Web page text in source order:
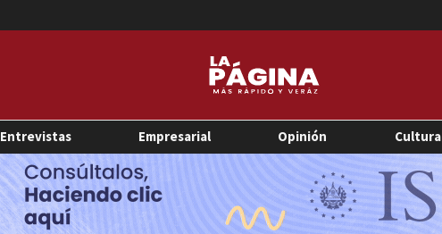
Entrevistas Empresarial Opinión Cultura